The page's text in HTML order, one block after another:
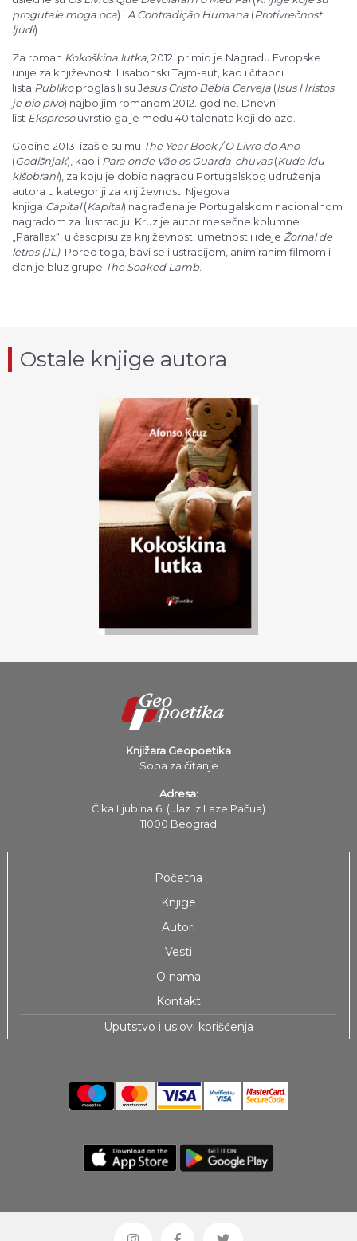
progutale moga oca) i A Contradição Humana (Protivrečnost
ljudi).
Za roman Kokoškina lutka , 2012. primio je Nagradu Evropske
unije za književnost. Lisabonski Tajm-aut, kao i čitaoci
lista Publikoproglasili su Jesus Cristo Bebia Cerveja (Isus Hristos
je pio pivo) najboljim romanom 2012. godine. Dnevni
list Ekspresouvrstio ga je među 40 talenata koji dolaze.
Godine 2013. izašle su mu The Year Book / O Livro do Ano
(Godišnjak), kao i Para onde Vão os Guarda-chuvas(Kuda idu
kišobrani), za koju je dobio nagradu Portugalskog udruženja
autora u kategoriji za književnost. Njegova
knjiga Capital(Kapital) nagrađena je Portugalskom nacionalnom
nagradom za ilustraciju. Kruz je autor mesečne kolumne
„Parallax“, u časopisu za književnost, umetnost i ideje Žornal de
letras (JL). Pored toga, bavi se ilustracijom, animiranim filmom i
član je bluz grupe The Soaked Lamb.
Ostale knjige autora
Knjižara Geopoetika
Soba za čitanje
Adresa:
Čika Ljubina 6, (ulaz iz Laze Pačua)
11000 Beograd
Početna
Knjige
Autori
Vesti
O nama
Kontakt
Uputstvo i uslovi korišćenja